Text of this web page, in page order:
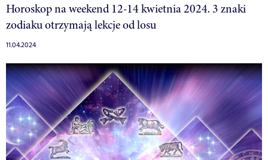
Horoskop na weekend 12-14 kwietnia 2024. 3 znaki
zodiaku otrzymają lekcje od losu
11.04.2024